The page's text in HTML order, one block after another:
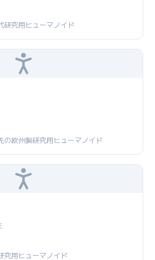
研究用ヒューマノイド
の欧州製研究用ヒューマノイド
究用ヒューマノイド